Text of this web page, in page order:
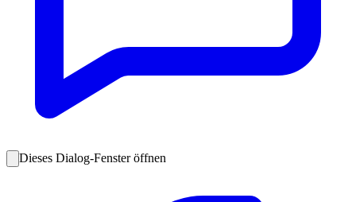
Dieses Dialog-Fenster öffnen